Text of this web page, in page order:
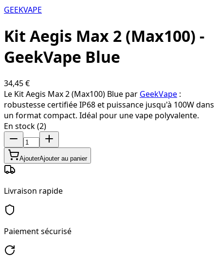
GEEKVAPE
Kit Aegis Max 2 (Max100) -
GeekVape Blue
34,45 €
Le Kit Aegis Max 2 (Max100) Blue par GeekVape :
robustesse certifiée IP68 et puissance jusqu'à 100W dans
un format compact. Idéal pour une vape polyvalente.
En stock (2)
AjouterAjouter au panier
Livraison rapide
Paiement sécurisé